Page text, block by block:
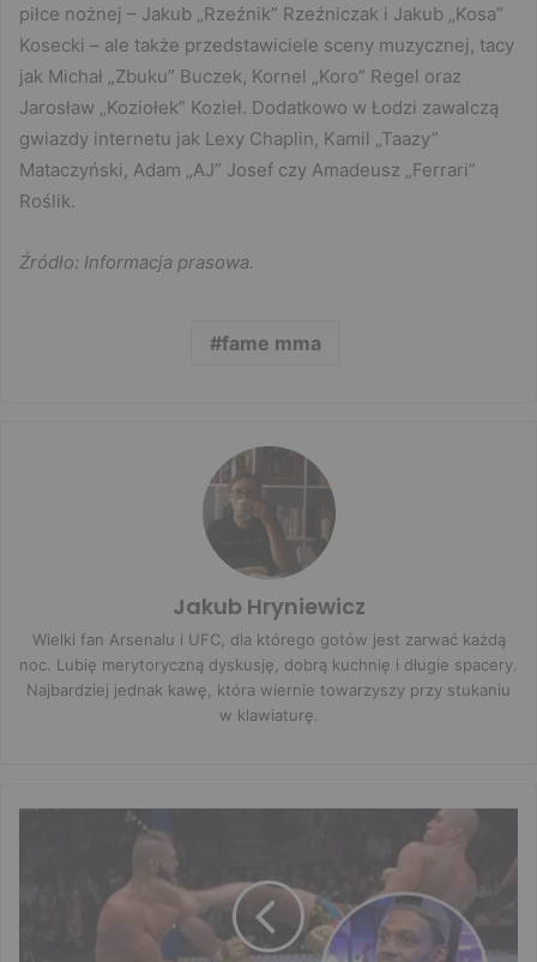
piłce nożnej – Jakub „Rzeźnik” Rzeźniczak i Jakub „Kosa”
Kosecki – ale także przedstawiciele sceny muzycznej, tacy
jak Michał „Zbuku” Buczek, Kornel „Koro” Regel oraz
Jarosław „Koziołek” Kozieł. Dodatkowo w Łodzi zawalczą
gwiazdy internetu jak Lexy Chaplin, Kamil „Taazy”
Mataczyński, Adam „AJ” Josef czy Amadeusz „Ferrari”
Roślik.
Źródło: Informacja prasowa.
fame mma
Jakub Hryniewicz
Wielki fan Arsenalu i UFC, dla którego gotów jest zarwać każdą
noc. Lubię merytoryczną dyskusję, dobrą kuchnię i długie spacery.
Najbardziej jednak kawę, która wiernie towarzyszy przy stukaniu
w klawiaturę.